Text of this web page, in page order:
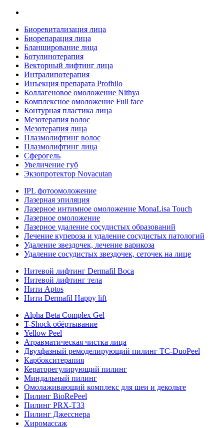
Биоревитализация лица
Биорепарация лица
Бланширование лица
Ботулинотерапия
Векторный лифтинг лица
Интралипотерапия
Инъекция препарата Profhilo
Коллагеновое омоложение Nithya
Комплексное омоложение Full face
Контурная пластика лица
Мезотерапия волос
Мезотерапия лица
Плазмолифтинг волос
Плазмолифтинг лица
Сферогель
Увеличение губ
Экзопротектор Novacutan
IPL фотоомоложение
Лазерная эпиляция
Лазерное интимное омоложение MonaLisa Touch
Лазерное омоложение
Лазерное удаление сосудистых образований
Лечение купероза и удаление сосудистых патологий
Удаление звездочек, лечение варикоза
Удаление сосудистых звездочек, сеточек на лице
Нитевой лифтинг Dermafil Boca
Нитевой лифтинг тела
Нити Aptos
Нити Dermafil Happy lift
Alpha Beta Complex Gel
T-Shock обёртывание
Yellow Peel
Атравматическая чистка лица
Двухфазный ремоделирующий пилинг TC-DuoPeel
Карбокситерапия
Кераторегулирующий пилинг
Миндальный пилинг
Омолаживающий комплекс для шеи и декольте
Пилинг BioRePeel
Пилинг PRX-T33
Пилинг Джесснера
Хиромассаж